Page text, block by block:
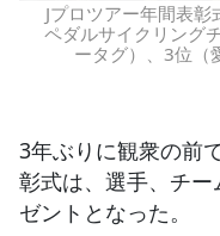
Jプロツアー年間表
ペダルサイクリング
ータグ）、3位（
3年ぶりに観衆の前
彰式は、選手、チ
ゼントとなった。